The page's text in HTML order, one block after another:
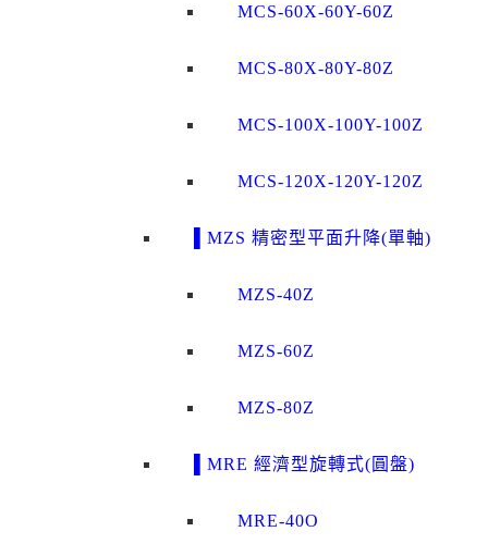
MCS-60X-60Y-60Z
MCS-80X-80Y-80Z
MCS-100X-100Y-100Z
MCS-120X-120Y-120Z
▌MZS 精密型平面升降(單軸)
MZS-40Z
MZS-60Z
MZS-80Z
▌MRE 經濟型旋轉式(圓盤)
MRE-40O